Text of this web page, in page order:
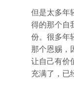
但是太多年
得的那个自
份。很多年
那个恩赐，
让自己有价
充满了，已